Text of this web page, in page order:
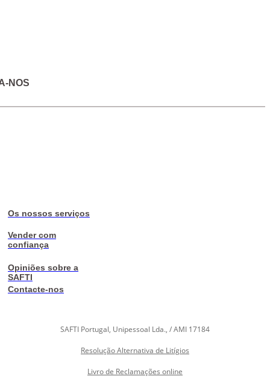
NOS
Os nossos serviços
Vender com
confiança
Opiniões sobre a
SAFTI
Contacte-nos
SAFTI Portugal, Unipessoal Lda., / AMI 17184
Resolução Alternativa de Litígios
Livro de Reclamações online